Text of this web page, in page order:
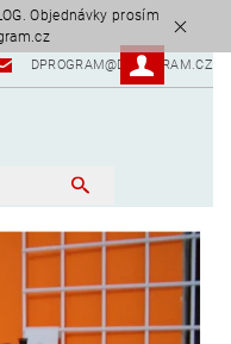
Objednávky prosím
DPROGRAM@DPROGRAM.CZ